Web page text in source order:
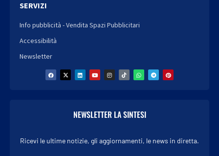
SERVIZI
Info pubblicità - Vendita Spazi Pubblicitari
Accessibilità
Newsletter
NEWSLETTER LA SINTESI
Ricevi le ultime notizie, gli aggiornamenti, le news in diretta.